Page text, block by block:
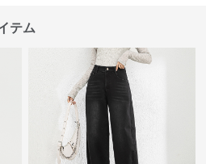
テム